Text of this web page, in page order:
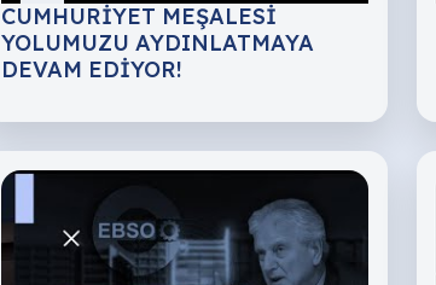
CUMHURİYET MEŞALESİ
YOLUMUZU AYDINLATMAYA
DEVAM EDİYOR!